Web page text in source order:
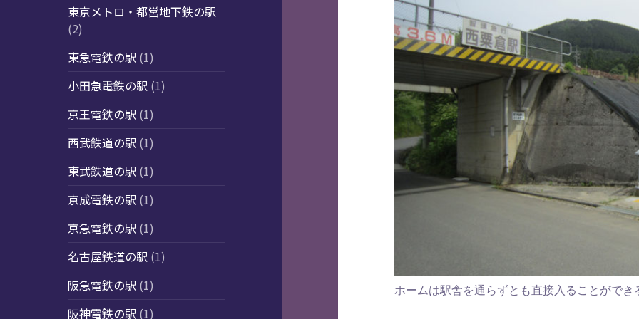
東京メトロ・都営地下鉄の駅
(2)
東急電鉄の駅 (1)
小田急電鉄の駅 (1)
京王電鉄の駅 (1)
西武鉄道の駅 (1)
東武鉄道の駅 (1)
京成電鉄の駅 (1)
京急電鉄の駅 (1)
名古屋鉄道の駅 (1)
阪急電鉄の駅 (1)
阪神電鉄の駅 (1)
ホームは駅舎を通らずとも直接入ることができ